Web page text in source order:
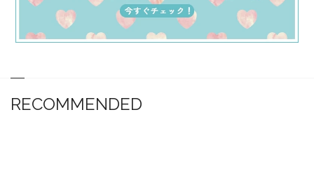
RECOMMENDED